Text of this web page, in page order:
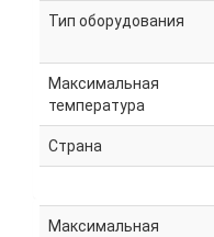
Тип оборудования
Максимальная
температура
Страна
Максимальная